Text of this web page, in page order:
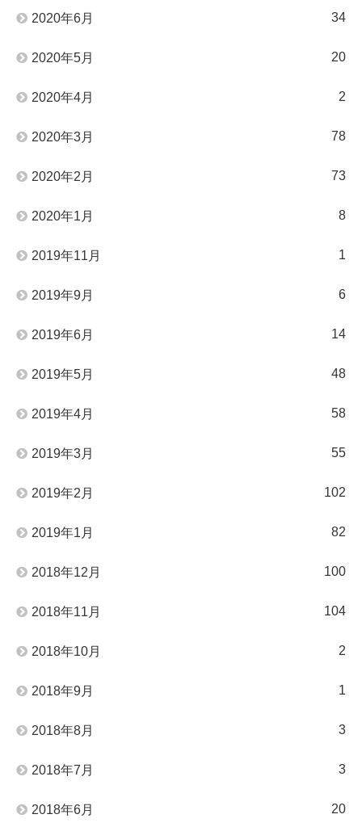
2020年6月 34
2020年5月 20
2020年4月 2
2020年3月 78
2020年2月 73
2020年1月 8
2019年11月 1
2019年9月 6
2019年6月 14
2019年5月 48
2019年4月 58
2019年3月 55
2019年2月 102
2019年1月 82
2018年12月 100
2018年11月 104
2018年10月 2
2018年9月 1
2018年8月 3
2018年7月 3
2018年6月 20